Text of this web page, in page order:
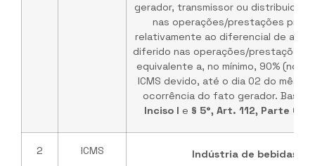
gerador, transmissor ou distribuidor
nas operações/prestações
relativamente ao diferencial de
diferido nas operações/prestações
equivalente a, no mínimo, 90%
ICMS devido, até o dia 02 do mês
ocorrência do fato gerador. Base
Inciso I e § 5°, Art. 112, Parte
2 ICMS Indústria de bebidas -